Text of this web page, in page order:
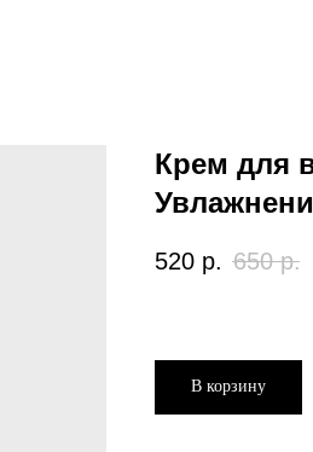
Крем для
520 р. 650 р.
В корзину